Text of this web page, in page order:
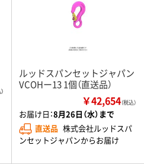
ルッドスパンセットジャパン
VCOHー13 1個（直送品）
￥42,654（税込）
お届け日：8月26日（水）まで
直送品 株式会社ルッドスパ
ンセットジャパンからお届け